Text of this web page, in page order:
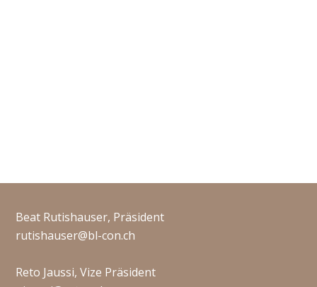
Beat Rutishauser, Präsident
rutishauser@bl-con.ch
Reto Jaussi, Vize Präsident